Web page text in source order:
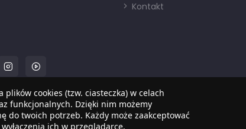
Kontakt
Copyright © 2022
cookies (tzw. ciasteczka) w celach
funkcjonalnych. Dzięki nim możemy
do twoich potrzeb. Każdy może zaakceptować
ich w przeglądarce.